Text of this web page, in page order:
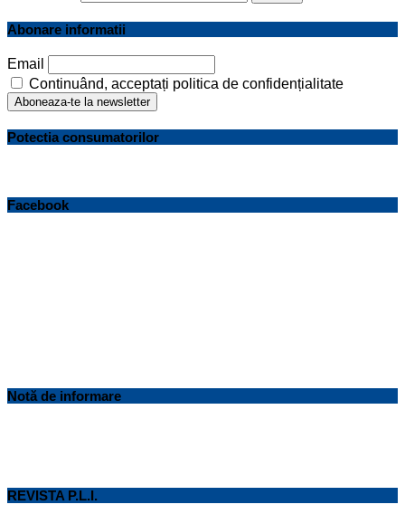
Abonare informatii
Email
Continuând, acceptați politica de confidențialitate
Potectia consumatorilor
Facebook
Notă de informare
REVISTA P.L.I.